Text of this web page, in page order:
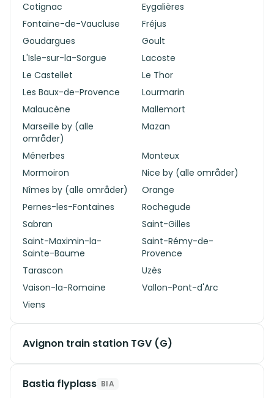
Cotignac
Eygalières
Fontaine-de-Vaucluse
Fréjus
Goudargues
Goult
L'Isle-sur-la-Sorgue
Lacoste
Le Castellet
Le Thor
Les Baux-de-Provence
Lourmarin
Malaucène
Mallemort
Marseille by (alle
områder)
Mazan
Ménerbes
Monteux
Mormoiron
Nice by (alle områder)
Nîmes by (alle områder)
Orange
Pernes-les-Fontaines
Rochegude
Sabran
Saint-Gilles
Saint-Maximin-la-
Sainte-Baume
Saint-Rémy-de-
Provence
Tarascon
Uzès
Vaison-la-Romaine
Vallon-Pont-d'Arc
Viens
Avignon train station TGV (G)
Bastia flyplass BIA